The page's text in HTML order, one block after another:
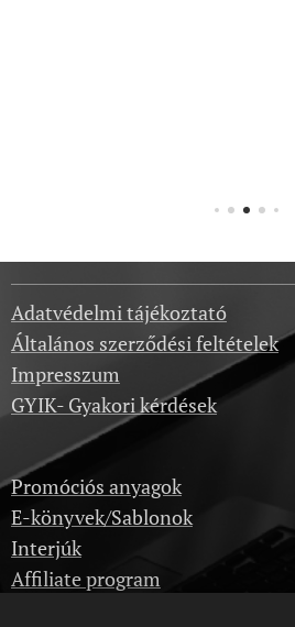
Adatvédelmi tájékoztató
Általános szerződési feltételek
Impresszum
GYIK- Gyakori kérdések
Promóciós anyagok
E-könyvek/Sablonok
Interjúk
Affiliate program